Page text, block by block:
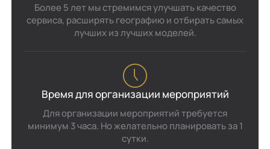
Более 5 лет мы стремимся улучшать качество
сервиса, расширять географию и отбирать самых
лучших из лучших моделей.
Время для организации мероприятий
Для организации мероприятий требуется
минимум 3 часа. Но желательно планировать за 1
сутки.